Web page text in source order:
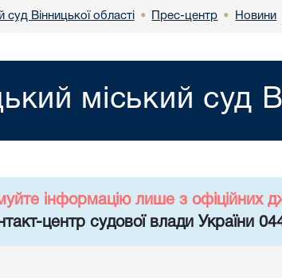
суд Вінницької області • Прес-центр • Новини
міський суд
інформацію лише з офіційних
центр судової влади України